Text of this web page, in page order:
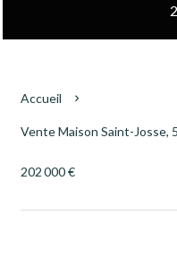
Accueil
Vente Maison Saint-Josse,
202 000 €